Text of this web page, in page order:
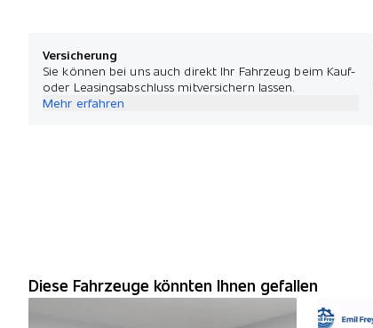
Versicherung
Sie können bei uns auch direkt Ihr Fahrzeug beim Kauf-
oder Leasingsabschluss mitversichern lassen.
Mehr erfahren
Diese Fahrzeuge könnten Ihnen gefallen